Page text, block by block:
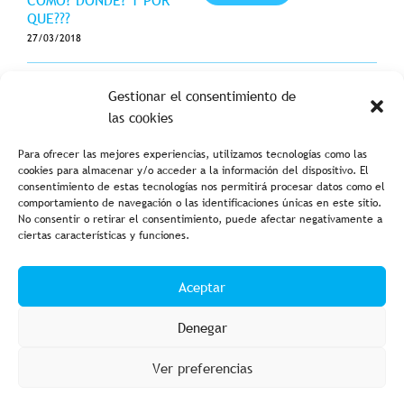
Gestionar el consentimiento de
las cookies
Para ofrecer las mejores experiencias, utilizamos tecnologías como las
cookies para almacenar y/o acceder a la información del dispositivo. El
consentimiento de estas tecnologías nos permitirá procesar datos como el
comportamiento de navegación o las identificaciones únicas en este sitio.
No consentir o retirar el consentimiento, puede afectar negativamente a
ciertas características y funciones.
Aceptar
Denegar
Ver preferencias
QUE???
27/03/2018
Aviso legal y política de privacidad Política de cookies
Condiciones de compra Accesibilidad